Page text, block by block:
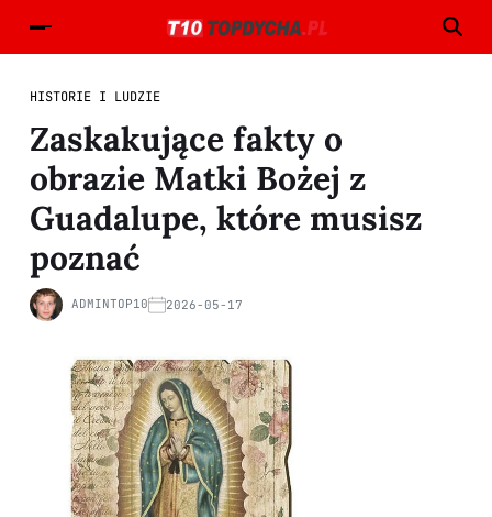
HISTORIE I LUDZIE
Zaskakujące fakty o
obrazie Matki Bożej z
Guadalupe, które musisz
poznać
ADMINTOP10 2026-05-17